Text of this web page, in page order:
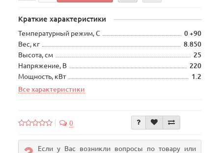
Краткие характеристики
Температурный режим, С
0 +90
Вес, кг
8.850
Высота, см
25
Напряжение, В
220
Мощность, кВт
1.2
Все характеристики
0
Если у Вас возникли вопросы по товару или